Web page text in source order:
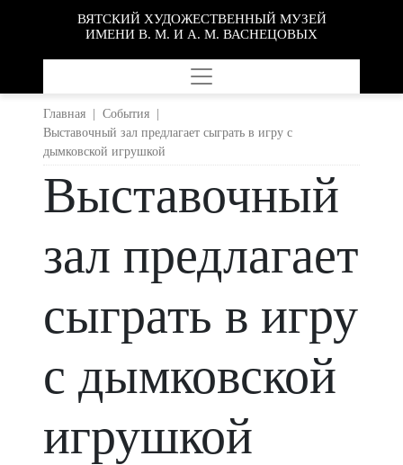
ВЯТСКИЙ ХУДОЖЕСТВЕННЫЙ МУЗЕЙ
ИМЕНИ В. М. И А. М. ВАСНЕЦОВЫХ
Главная | События |
Выставочный зал предлагает сыграть в игру с
дымковской игрушкой
Выставочный
зал предлагает
сыграть в игру
с дымковской
игрушкой